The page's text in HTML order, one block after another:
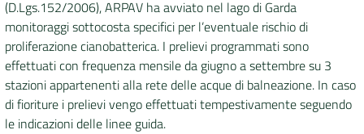
(D.Lgs.152/2006), ARPAV ha avviato nel lago di Garda
monitoraggi sottocosta specifici per l’eventuale rischio di
proliferazione cianobatterica. I prelievi programmati sono
effettuati con frequenza mensile da giugno a settembre su 3
stazioni appartenenti alla rete delle acque di balneazione. In caso
di fioriture i prelievi vengo effettuati tempestivamente seguendo
le indicazioni delle linee guida.